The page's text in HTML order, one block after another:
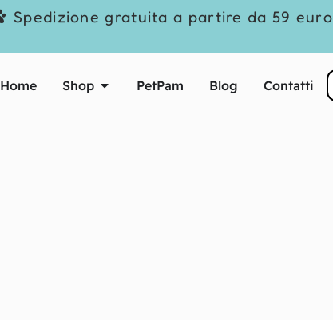
Spedizione gratuita a partire da 59 euro
Home Shop PetPam Blog Contatti